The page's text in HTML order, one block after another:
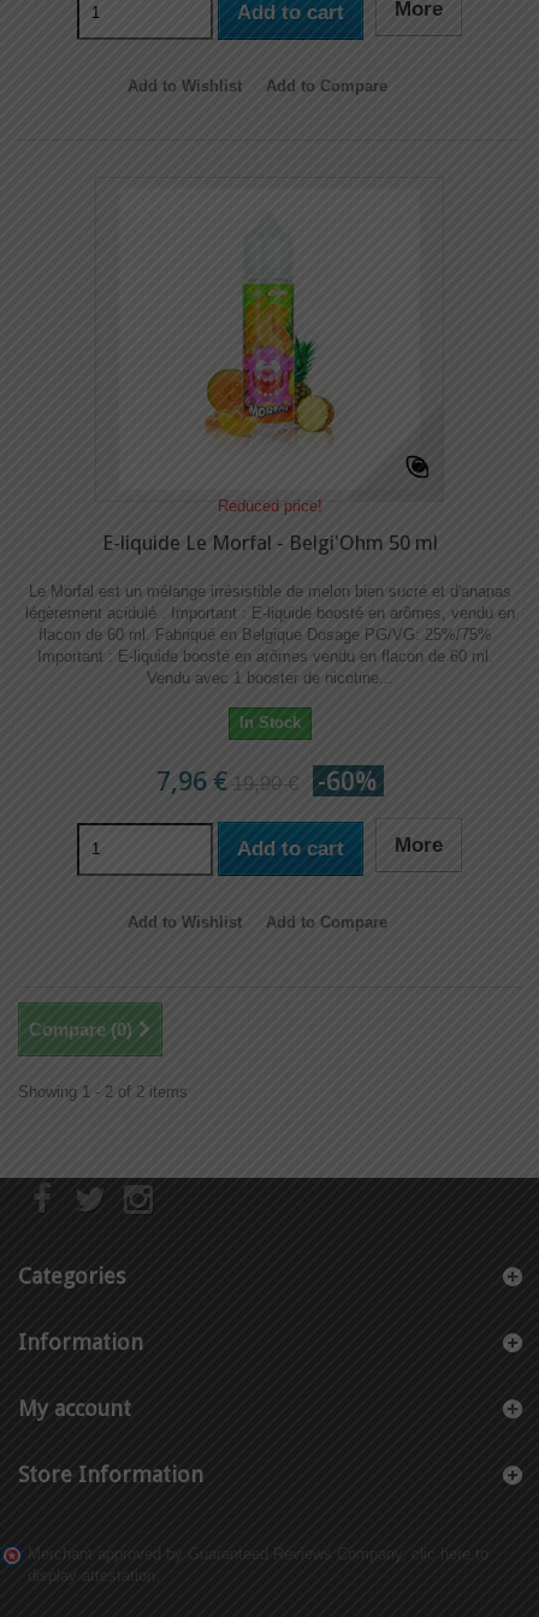
Add to cart More
Add to Wishlist Add to Compare
Reduced price!
E-liquide Le Morfal - Belgi'Ohm 50 ml
Le Morfal est un mélange irrésistible de melon bien sucré et d'ananas
légèrement acidulé . Important : E-liquide boosté en arômes, vendu en
flacon de 60 ml. Fabriqué en Belgique Dosage PG/VG: 25%/75%
Important : E-liquide boosté en arômes vendu en flacon de 60 ml.
Vendu avec 1 booster de nicotine...
In Stock
7,96 € 19,90 € -60%
Add to cart More
Add to Wishlist Add to Compare
Compare (0)
Showing 1 - 2 of 2 items
Categories
Information
My account
Store Information
Merchant approved by Guaranteed Reviews Company, clic here to
display attestation